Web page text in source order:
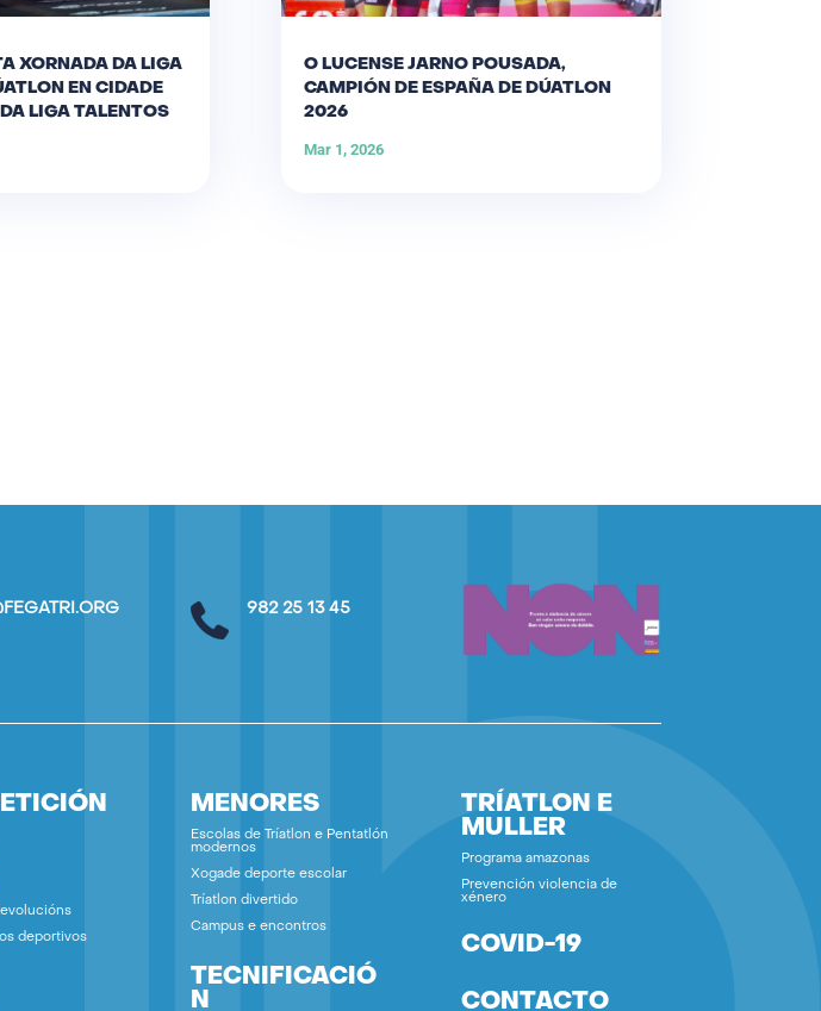
XORNADA DA LIGA
EN CIDADE
LIGA TALENTOS
O LUCENSE JARNO POUSADA,
CAMPIÓN DE ESPAÑA DE DÚATLON
2026
Mar 1, 2026
982 25 13 45
deportivos
MENORES
Escolas de Tríatlon e Pentatlón
modernos
Xogade deporte escolar
Tríatlon divertido
Campus e encontros
TECNIFICACIÓ
N
TRÍATLON E
MULLER
Programa amazonas
Prevención violencia de
xénero
COVID-19
CONTACTO